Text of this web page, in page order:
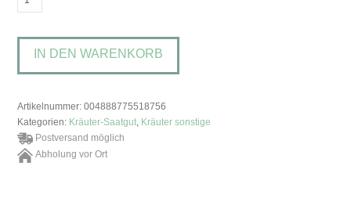
'Nanum'Zwerg-
Currykraut
Menge
IN DEN WARENKORB
Artikelnummer:004888775518756
Kategorien: Kräuter-Saatgut Kräuter sonstige
Postversand möglich
Abholung vor Ort